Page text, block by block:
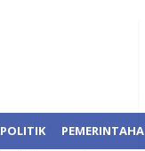
POLITIK